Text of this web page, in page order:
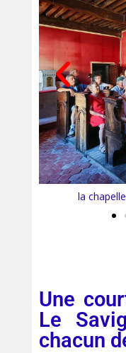
Une
Le
chacun